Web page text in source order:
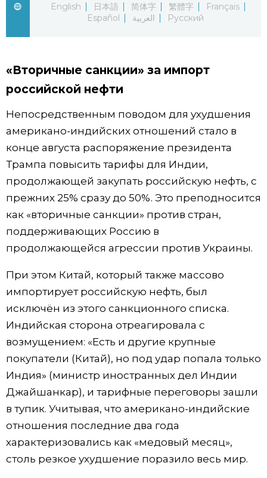
English
日本語 简体字 繁體字
Français
Español
العربية Русский
«Вторичные санкции» за импорт
российской нефти
Непосредственным поводом для ухудшения
американо-индийских отношений стало в
конце августа распоряжение президента
Трампа повысить тарифы для Индии,
продолжающей закупать российскую нефть, с
прежних 25% сразу до 50%. Это преподносится
как «вторичные санкции» против стран,
поддерживающих Россию в
продолжающейся агрессии против Украины.
При этом Китай, который также массово
импортирует российскую нефть, был
исключён из этого санкционного списка.
Индийская сторона отреагировала с
возмущением: «Есть и другие крупные
покупатели (Китай), но под удар попала только
Индия» (министр иностранных дел Индии
Джайшанкар), и тарифные переговоры зашли
в тупик. Учитывая, что американо-индийские
отношения последние два года
характеризовались как «медовый месяц»,
столь резкое ухудшение поразило весь мир.